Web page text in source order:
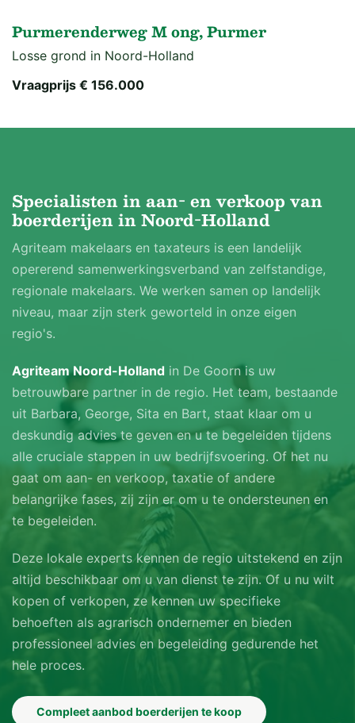
Purmerenderweg M ong, Purmer
Losse grond in Noord-Holland
Vraagprijs € 156.000
Specialisten in aan- en verkoop van
boerderijen in Noord-Holland
Agriteam makelaars en taxateurs is een landelijk
opererend samenwerkingsverband van zelfstandige,
regionale makelaars. We werken samen op landelijk
niveau, maar zijn sterk geworteld in onze eigen
regio's.
Agriteam Noord-Holland in De Goorn is uw
betrouwbare partner in de regio. Het team, bestaande
uit Barbara, George, Sita en Bart, staat klaar om u
deskundig advies te geven en u te begeleiden tijdens
alle cruciale stappen in uw bedrijfsvoering. Of het nu
gaat om aan- en verkoop, taxatie of andere
belangrijke fases, zij zijn er om u te ondersteunen en
te begeleiden.
Deze lokale experts kennen de regio uitstekend en zijn
altijd beschikbaar om u van dienst te zijn. Of u nu wilt
kopen of verkopen, ze kennen uw specifieke
behoeften als agrarisch ondernemer en bieden
professioneel advies en begeleiding gedurende het
hele proces.
Compleet aanbod boerderijen te koop